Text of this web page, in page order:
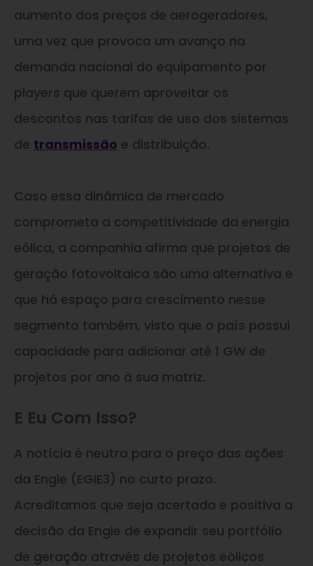
aumento dos preços de aerogeradores,
uma vez que provoca um avanço na
demanda nacional do equipamento por
players que querem aproveitar os
descontos nas tarifas de uso dos sistemas
de transmissão e distribuição.
Caso essa dinâmica de mercado
comprometa a competitividade da energia
eólica, a companhia afirma que projetos de
geração fotovoltaica são uma alternativa e
que há espaço para crescimento nesse
segmento também, visto que o país possui
capacidade para adicionar até 1 GW de
projetos por ano à sua matriz.
E Eu Com Isso?
A notícia é neutra para o preço das ações
da Engie (EGIE3) no curto prazo.
Acreditamos que seja acertada e positiva a
decisão da Engie de expandir seu portfólio
de geração através de projetos eólicos